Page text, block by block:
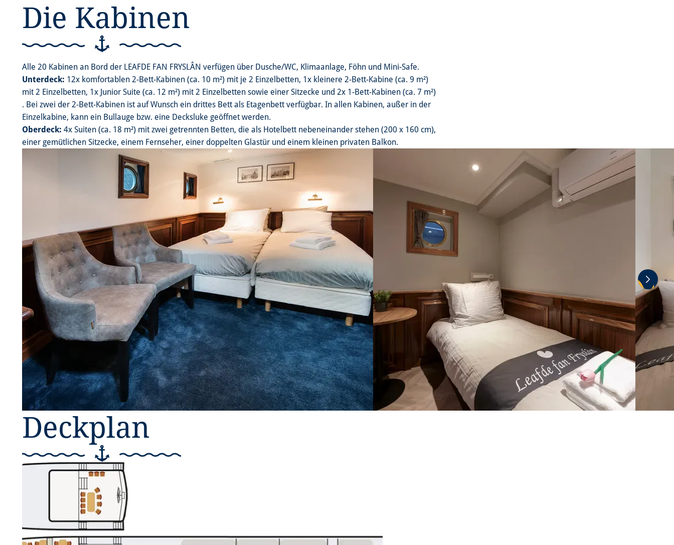
Die Kabinen
Alle 20 Kabinen an Bord der LEAFDE FAN FRYSLÂN verfügen über Dusche/WC, Klimaanlage, Föhn und Mini-Safe.
Unterdeck: 12x komfortablen 2-Bett-Kabinen (ca. 10 m²) mit je 2 Einzelbetten, 1x kleinere 2-Bett-Kabine (ca. 9 m²)
mit 2 Einzelbetten, 1x Junior Suite (ca. 12 m²) mit 2 Einzelbetten sowie einer Sitzecke und 2x 1-Bett-Kabinen (ca. 7 m²)
. Bei zwei der 2-Bett-Kabinen ist auf Wunsch ein drittes Bett als Etagenbett verfügbar. In allen Kabinen, außer in der
Einzelkabine, kann ein Bullauge bzw. eine Decksluke geöffnet werden.
Oberdeck: 4x Suiten (ca. 18 m²) mit zwei getrennten Betten, die als Hotelbett nebeneinander stehen (200 x 160 cm),
einer gemütlichen Sitzecke, einem Fernseher, einer doppelten Glastür und einem kleinen privaten Balkon.
Deckplan